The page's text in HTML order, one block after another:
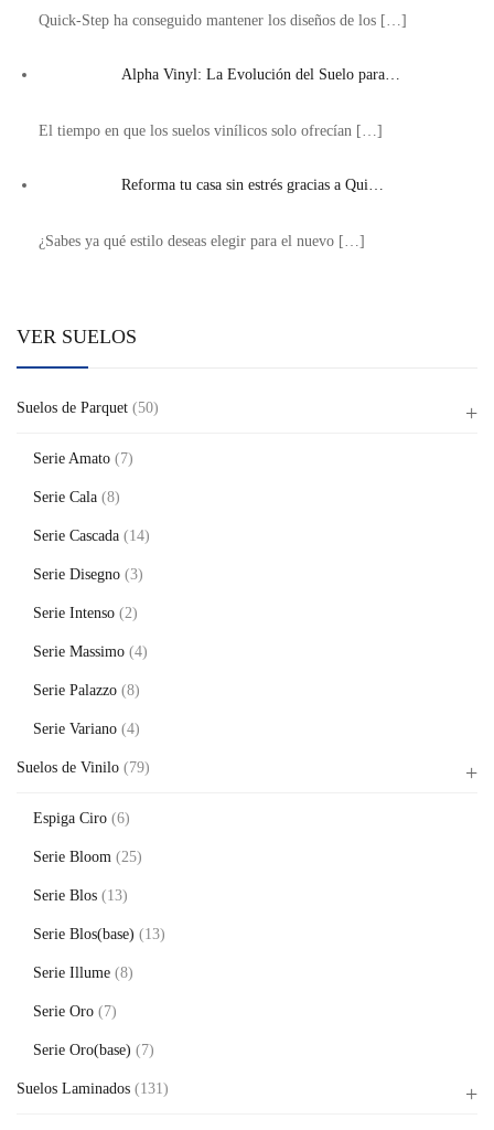
Quick-Step ha conseguido mantener los diseños de los […]
Alpha Vinyl: La Evolución del Suelo para…
El tiempo en que los suelos vinílicos solo ofrecían […]
Reforma tu casa sin estrés gracias a Qui…
¿Sabes ya qué estilo deseas elegir para el nuevo […]
VER SUELOS
Suelos de Parquet (50)
Serie Amato (7)
Serie Cala (8)
Serie Cascada (14)
Serie Disegno (3)
Serie Intenso (2)
Serie Massimo (4)
Serie Palazzo (8)
Serie Variano (4)
Suelos de Vinilo (79)
Espiga Ciro (6)
Serie Bloom (25)
Serie Blos (13)
Serie Blos(base) (13)
Serie Illume (8)
Serie Oro (7)
Serie Oro(base) (7)
Suelos Laminados (131)